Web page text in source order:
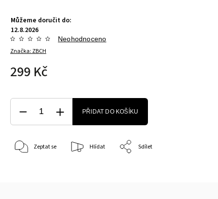
Můžeme doručit do:
12.8.2026
Značka: ZBCH
Neohodnoceno
299 Kč
PŘIDAT DO KOŠÍKU
Zeptat se Hlídat Sdílet